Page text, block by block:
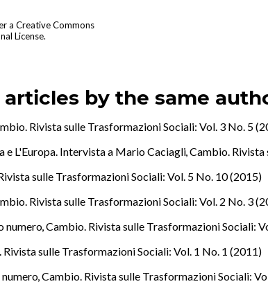
aCreative Commons
License.
by the same
Rivista sulle Trasformazioni Sociali: Vol. 3 No. 5
e L'Europa. Intervista a Mario Caciagli,Cambio. Rivista
sulle Trasformazioni Sociali: Vol. 5 No. 10 (2015)
Rivista sulle Trasformazioni Sociali: Vol. 2 No. 3
numero,Cambio. Rivista sulle Trasformazioni Sociali:
Rivista sulle Trasformazioni Sociali: Vol. 1 No. 1 (2011)
numero,Cambio. Rivista sulle Trasformazioni Sociali: